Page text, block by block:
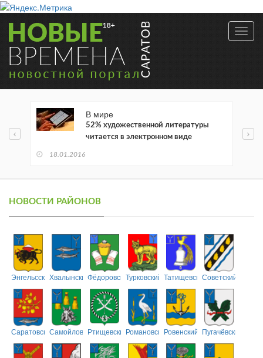
В мире
52% художественной литературы
читается в электронном виде
18.01.2016
НОВОСТИ РАЙОНОВ
ЭнгельсскийХвалынскийФёдоровскийТурковский ТатищевскийСоветский
СаратовскийСамойловскийРтищевскийРомановскийРовенский Пугачёвский